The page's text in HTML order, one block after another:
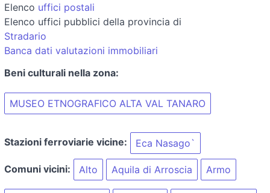
Elenco uffici postali
Elenco uffici pubblici della provincia di
Stradario
Banca dati valutazioni immobiliari
Beni culturali nella zona:
MUSEO ETNOGRAFICO ALTA VAL TANARO
Stazioni ferroviarie vicine: Eca Nasago`
Comuni vicini: Alto Aquila di Arroscia Armo